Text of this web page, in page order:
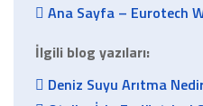
Ana Sayfa – Eurotech
İlgili blog yazıları:
Deniz Suyu Arıtma